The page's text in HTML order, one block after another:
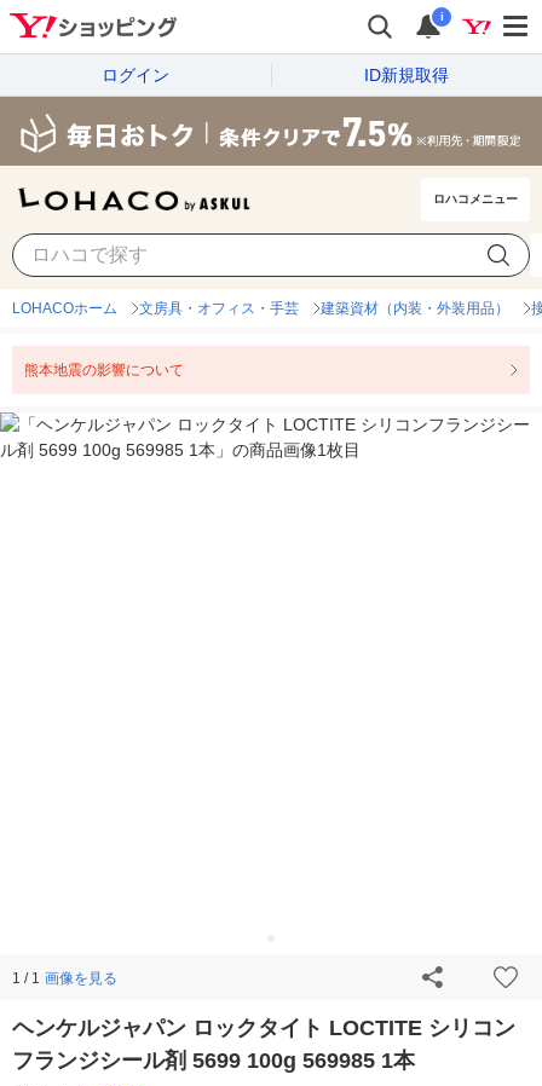
i
ログイン ID新規取得
ロハコメニュー
LOHACOホーム 文房具・オフィス・手芸 建築資材（内装・外装用品）
熊本地震の影響について
1 / 1 画像を見る
ヘンケルジャパン ロックタイト LOCTITE シリコン
フランジシール剤 5699 100g 569985 1本